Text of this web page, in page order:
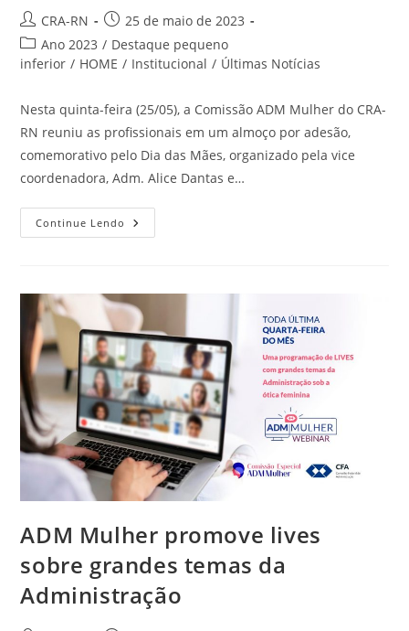
Autor
do
post:
CRA-RN
Post
publicado:
25 de maio de 2023
Categoria
do
Ano 2023 / Destaque pequeno
inferior / HOME / Institucional / Últimas Notícias
Nesta quinta-feira (25/05), a Comissão ADM Mulher do CRA-
RN reuniu as profissionais em um almoço por adesão,
comemorativo pelo Dia das Mães, organizado pela vice
coordenadora, Adm. Alice Dantas e…
Continue Lendo Comissão
ADM
Almoço
ADM Mulher promove lives
sobre grandes temas da
Administração